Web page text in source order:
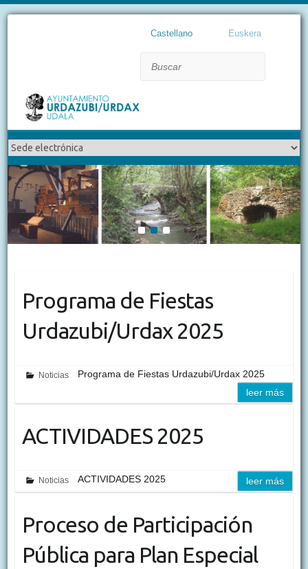
Castellano Euskera
1 2 3
Programa de Fiestas
Urdazubi/Urdax 2025
Noticias
Programa de Fiestas Urdazubi/Urdax 2025
leer más
ACTIVIDADES 2025
Noticias ACTIVIDADES 2025 leer más
Proceso de Participación
Pública para Plan Especial